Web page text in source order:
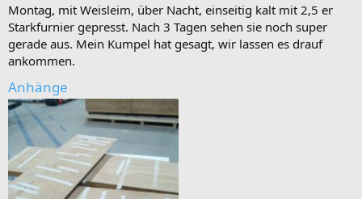
:
Montag, mit Weisleim, über Nacht, einseitig kalt mit 2,5 er
Starkfurnier gepresst. Nach 3 Tagen sehen sie noch super
gerade aus. Mein Kumpel hat gesagt, wir lassen es drauf
ankommen.
Anhänge